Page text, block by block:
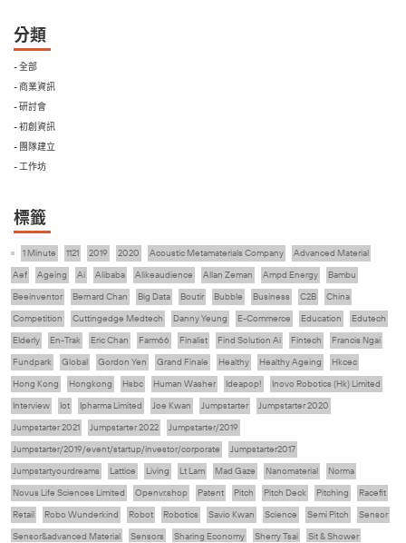
分類
- 全部
- 商業資訊
- 研討會
- 初創資訊
- 團隊建立
- 工作坊
標籤
1 Minute 1121 2019 2020 Acoustic Metamaterials Company
Advanced Material
Aef
Ageing Ai Alibaba Alikeaudience Allan Zeman Ampd Energy
Bambu
Beeinventor
Bernard Chan Big Data Boutir Bubble Business C2B
China
Competition
Cuttingedge Medtech Danny Yeung E-Commerce Education
Edutech
Elderly
En-Trak Eric Chan Farm66 Finalist Find Solution Ai Fintech
Francis Ngai
Fundpark
Global Gordon Yen Grand Finale Healthy Healthy Ageing
Hkcec
Hong Kong
Hongkong Hsbc Human Washer Ideapop!
Inovo Robotics (Hk) Limited
Interview
Iot Ipharma Limited Joe Kwan Jumpstarter
Jumpstarter 2020
Jumpstarter 2021
Jumpstarter 2022
Jumpstarter/2019
Jumpstarter/2019/event/startup/investor/corporate
Jumpstarter2017
Jumpstartyourdreams
Lattice Living Lt Lam Mad Gaze Nanomaterial
Norma
Novus Life Sciences Limited
Openvr.shop Patent Pitch Pitch Deck Pitching
Racefit
Retail
Robo Wunderkind Robot Robotics Savio Kwan Science Semi Pitch
Sensor
Sensor&advanced Material
Sensors Sharing Economy Sherry Tsai
Sit & Shower